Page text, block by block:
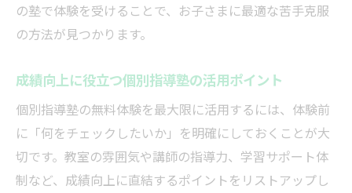
の塾で体験を受けることで、お子さまに最適な苦手克服
の方法が見つかります。
成績向上に役立つ個別指導塾の活用ポイント
個別指導塾の無料体験を最大限に活用するには、体験前
に「何をチェックしたいか」を明確にしておくことが大
切です。教室の雰囲気や講師の指導力、学習サポート体
制など、成績向上に直結するポイントをリストアップし